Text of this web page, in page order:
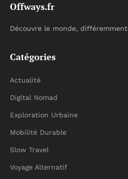
Offways.fr
Découvre le monde, différemment
Catégories
Actualité
Digital Nomad
Exploration Urbaine
Mobilité Durable
Slow Travel
Voyage Alternatif